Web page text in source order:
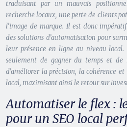
traduisant par un mauvais
recherche locaux, une perte de clients
l’image de marque. Il est donc
des solutions d’automatisation pour
leur présence en ligne au niveau local.
seulement de gagner du temps et de
d’améliorer la précision, la cohérence et
local, maximisant ainsi le retour sur
Automatiser le flex :
pour un SEO local